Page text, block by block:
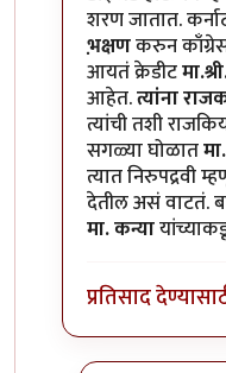
शरण जातात.
भ़क्षणकरुन
आयतं क्रेडीट
आहेत.त्यांना
त्यांची तशी
सगळ्या घोळात
त्यात निरुपद्रवी
देतील असं वाटतं.
मा. कन्या
प्रतिसाद